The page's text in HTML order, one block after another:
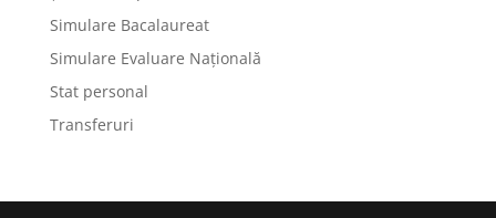
Simulare Bacalaureat
Simulare Evaluare Națională
Stat personal
Transferuri